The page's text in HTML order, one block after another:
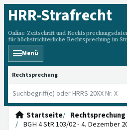
HRR-Strafrecht
Online-Zeitschrift und
für höchstrichterliche Rechtsprechung im
Menü
HRRS durchsuchen
Startseite
Rechtsprechung
BGH 4 StR 103/02 - 4. Dezember